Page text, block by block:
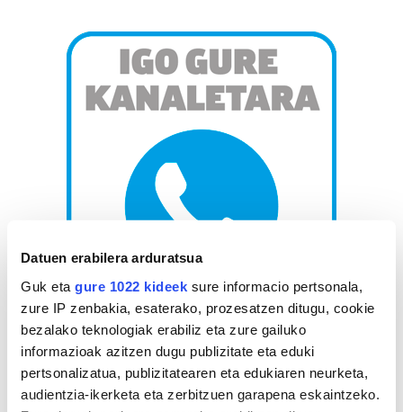
Datuen erabilera arduratsua
Guk eta gure 1022 kideek sure informacio pertsonala,
zure IP zenbakia, esaterako, prozesatzen ditugu, cookie
bezalako teknologiak erabiliz eta zure gailuko
informazioak azitzen dugu publizitate eta eduki
pertsonalizatua, publizitatearen eta edukiaren neurketa,
audientzia-ikerketa eta zerbitzuen garapena eskaintzeko.
AGENDA
Abuztua 2026